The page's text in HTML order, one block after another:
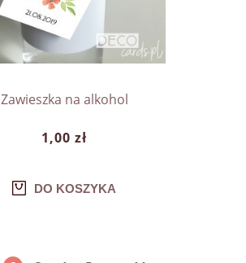
Zawieszka na alkohol
1,00 zł
DO KOSZYKA